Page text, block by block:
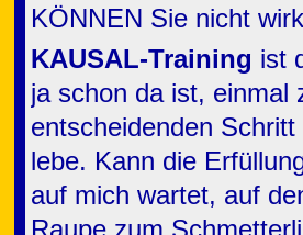
KÖNNEN Sie nicht
KAUSAL-Training ist
ja schon da ist, einmal
entscheidenden
lebe. Kann die
auf mich wartet, auf